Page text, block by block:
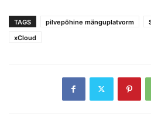
TAGS pilvepõhine mänguplatvorm
xCloud